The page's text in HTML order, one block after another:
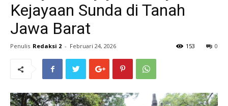
Kejayaan Sunda di Tanah
Jawa Barat
Penulis Redaksi 2 - Februari 24, 2026 0
153